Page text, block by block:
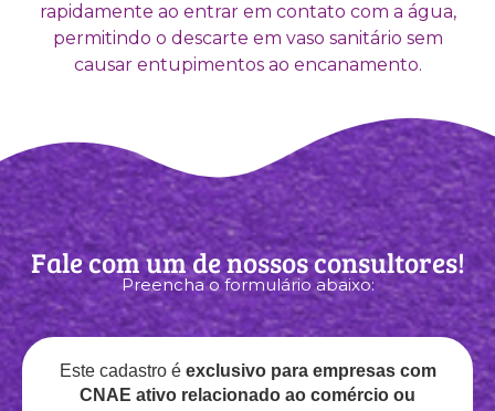
rapidamente ao entrar em contato com a água,
permitindo o descarte em vaso sanitário sem
causar entupimentos ao encanamento.
Fale com um de nossos consultores!
Preencha o formulário abaixo:
Este cadastro é exclusivo para empresas com
CNAE ativo relacionado ao comércio ou